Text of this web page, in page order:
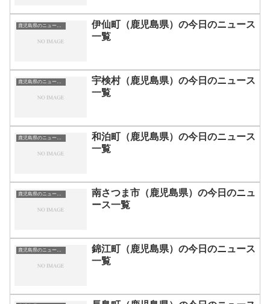
鹿児島県のニュース一覧
伊仙町（鹿児島県）の今日のニュース
一覧
鹿児島県のニュース一覧
宇検村（鹿児島県）の今日のニュース
一覧
鹿児島県のニュース一覧
和泊町（鹿児島県）の今日のニュース
一覧
鹿児島県のニュース一覧
南さつま市（鹿児島県）の今日のニュ
ース一覧
鹿児島県のニュース一覧
錦江町（鹿児島県）の今日のニュース
一覧